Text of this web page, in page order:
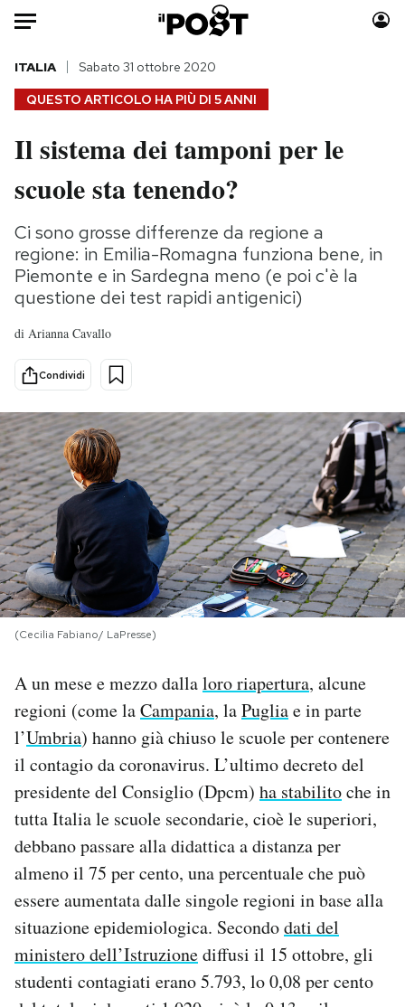
Auto
HOME
Italia
Politica
Tecnologia
Internet
Scienza
Cultura
Economia
Sport
Moda
Consumismi
Storie/Idee
Ok Boomer!
Media
Europa
PODCAST
NEWSLETTER
I MIEI PREFERITI
SHOP
CALENDARIO
AREA PERSONALE
Area Personale
Newsletter
Notifiche mobile
Regala il Post
Hai bisogno di aiuto?
QUESTO ARTICOLO HA PIÙ DI 5 ANNI
ITALIA Sabato 31 ottobre 2020
Il sistema dei tamponi per le
scuole sta tenendo?
Ci sono grosse differenze da regione a
regione: in Emilia-Romagna funziona bene, in
Piemonte e in Sardegna meno (e poi c'è la
questione dei test rapidi antigenici)
di Arianna Cavallo
Condividi
(Cecilia Fabiano/ LaPresse)
A un mese e mezzo dallaloro riapertura, alcune
regioni (come laCampania, laPugliae in parte
l’Umbria) hanno già chiuso le scuole per contenere
il contagio da coronavirus. L’ultimo decreto del
presidente del Consiglio (Dpcm) ha stabilitoche in
tutta Italia le scuole secondarie, cioè le superiori,
debbano passare alla didattica a distanza per
almeno il 75 per cento, una percentuale che può
essere aumentata dalle singole regioni in base alla
situazione epidemiologica. Secondodati del
ministero dell’Istruzionediffusi il 15 ottobre, gli
studenti contagiati erano 5.793, lo 0,08 per cento